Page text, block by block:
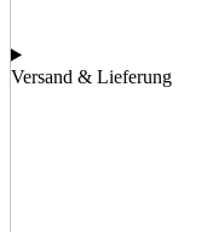
Versand & Lieferung